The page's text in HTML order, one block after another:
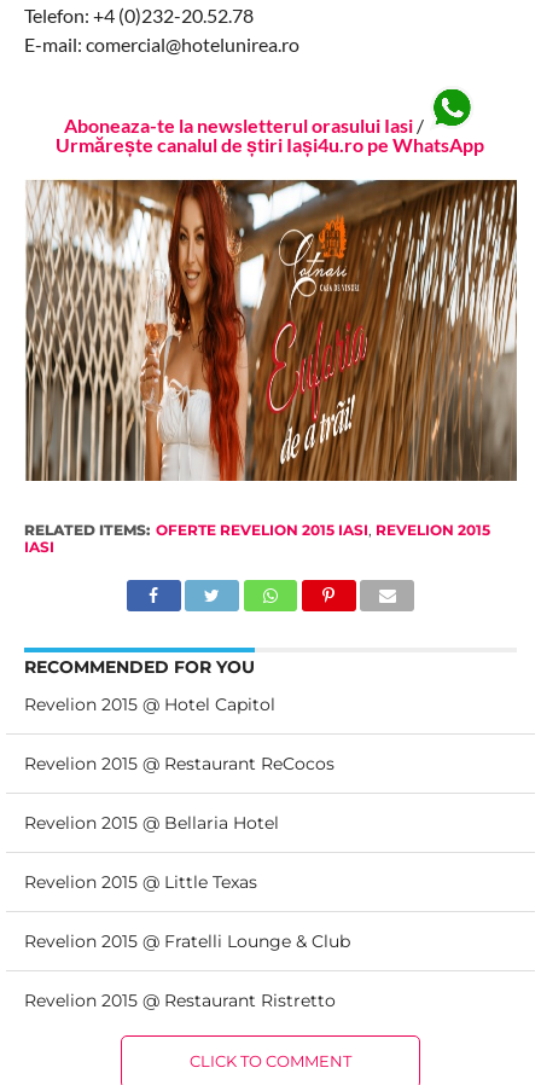
Telefon: +4 (0)232-20.52.78
E-mail: comercial@hotelunirea.ro
Aboneaza-te la newsletterul orasului Iasi /
Urmărește canalul de știri Iași4u.ro pe WhatsApp
RELATED ITEMS: OFERTE REVELION 2015 IASI, REVELION 2015
IASI
RECOMMENDED FOR YOU
Revelion 2015 @ Hotel Capitol
Revelion 2015 @ Restaurant ReCocos
Revelion 2015 @ Bellaria Hotel
Revelion 2015 @ Little Texas
Revelion 2015 @ Fratelli Lounge & Club
Revelion 2015 @ Restaurant Ristretto
CLICK TO COMMENT